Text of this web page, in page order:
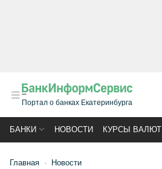
Портал о банках Екатеринбурга
БАНКИ НОВОСТИ КУРСЫ ВАЛЮТ
Главная Новости